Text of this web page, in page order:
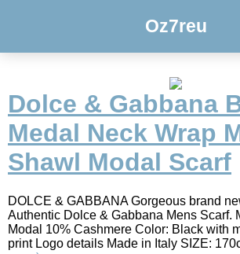
Oz7reu
Dolce & Gabbana
Medal Neck Wrap
Shawl Modal Scarf
DOLCE & GABBANA Gorgeous brand
Authentic Dolce & Gabbana Mens Scarf.
Modal 10% Cashmere Color: Black with
print Logo details Made in Italy SIZE: